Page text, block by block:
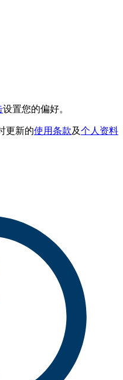
设置您的偏好。
更新的使用条款及个人资料